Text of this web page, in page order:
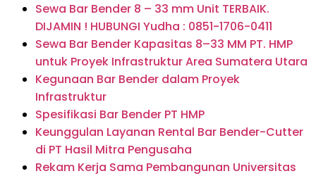
Sewa Bar Bender 8 – 33 mm Unit TERBAIK.
DIJAMIN ! HUBUNGI Yudha : 0851-1706-0411
Sewa Bar Bender Kapasitas 8–33 MM PT. HMP
untuk Proyek Infrastruktur Area Sumatera Utara
Kegunaan Bar Bender dalam Proyek
Infrastruktur
Spesifikasi Bar Bender PT HMP
Keunggulan Layanan Rental Bar Bender-Cutter
di PT Hasil Mitra Pengusaha
Rekam Kerja Sama Pembangunan Universitas